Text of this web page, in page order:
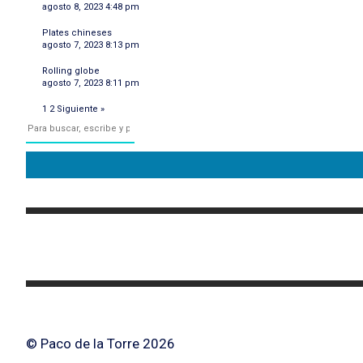
agosto 8, 2023 4:48 pm
Plates chineses
agosto 7, 2023 8:13 pm
Rolling globe
agosto 7, 2023 8:11 pm
1 2 Siguiente »
© Paco de la Torre 2026